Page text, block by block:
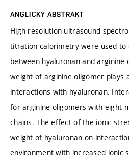
ANGLICKÝ ABSTRAKT
High-resolution ultrasound
titration calorimetry were used to
between hyaluronan and arginine
weight of arginine oligomer plays
interactions with hyaluronan.
for arginine oligomers with eight
chains. The effect of the ionic
weight of hyaluronan on
environment with increased ionic